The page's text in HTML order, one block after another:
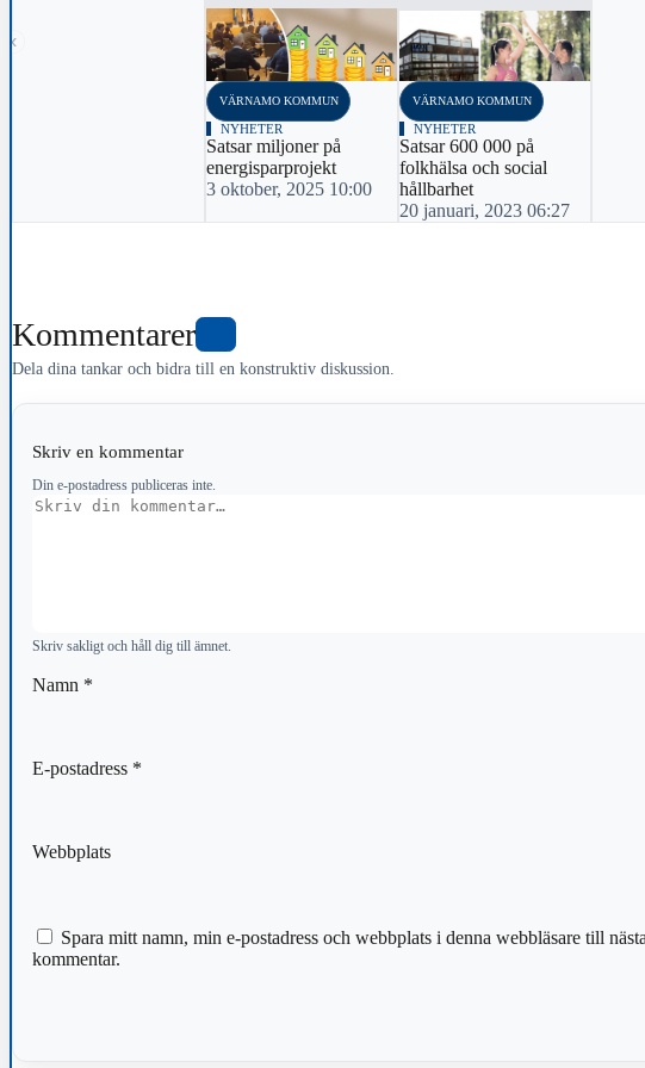
‹
VÄRNAMO KOMMUN
NYHETER
Satsar miljoner på
energisparprojekt
3 oktober, 2025 10:00
VÄRNAMO KOMMUN
NYHETER
Satsar 600 000 på
folkhälsa och social
hållbarhet
20 januari, 2023 06:27
Kommentarer
Dela dina tankar och bidra till en konstruktiv diskussion.
Skriv en kommentar
Din e-postadress publiceras inte.
Kommentar
Skriv sakligt och håll dig till ämnet.
Namn *
E-postadress *
Webbplats
Spara mitt namn, min e-postadress och webbplats i denna webbläsare till
kommentar.